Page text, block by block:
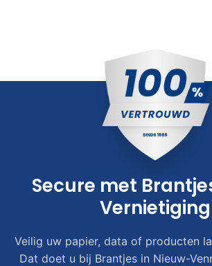
Secure met
Vernietiging
Veilig uw papier, data of producten
Dat doet u bij Brantjes in Nieuw-